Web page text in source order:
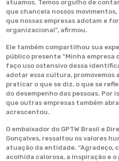
atuamos. Temos orgulho de
que chancela nossos
que nossas empresas adotam e
organizacional”, afirmou.
Ele também compartilhou sua
público presente “Minha empresa
faço uso ostensivo dessa
adotar essa cultura, promovemos
praticar o que se diz, o que se
do desempenho das pessoas.
que outras empresas também
acrescentou.
O embaixador do GPTW Brasil e
Gonçalves, ressaltou os valores
atuação da entidade. “Agradeço,
acolhida calorosa, a inspiração e